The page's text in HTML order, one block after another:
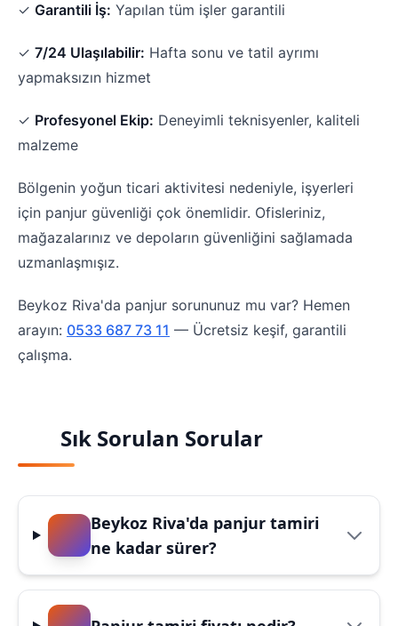
✓ Garantili İş: Yapılan tüm işler garantili
✓ 7/24 Ulaşılabilir: Hafta sonu ve tatil ayrımı
yapmaksızın hizmet
✓ Profesyonel Ekip: Deneyimli teknisyenler, kaliteli
malzeme
Bölgenin yoğun ticari aktivitesi nedeniyle, işyerleri
için panjur güvenliği çok önemlidir. Ofisleriniz,
mağazalarınız ve depoların güvenliğini sağlamada
uzmanlaşmışız.
Beykoz Riva'da panjur sorununuz mu var? Hemen
arayın: 0533 687 73 11 — Ücretsiz keşif, garantili
çalışma.
Sık Sorulan Sorular
Beykoz Riva'da panjur tamiri
ne kadar sürer?